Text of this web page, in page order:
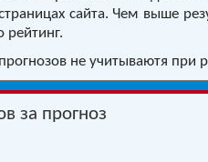
сайта. Чем выше
рейтинг.
не учитываютя при
за прогноз